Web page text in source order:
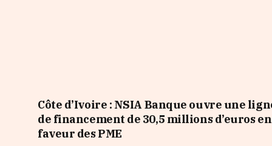
Côte d’Ivoire : NSIA Banque ouvre une
de financement de 30,5 millions d’euros en
faveur des PME